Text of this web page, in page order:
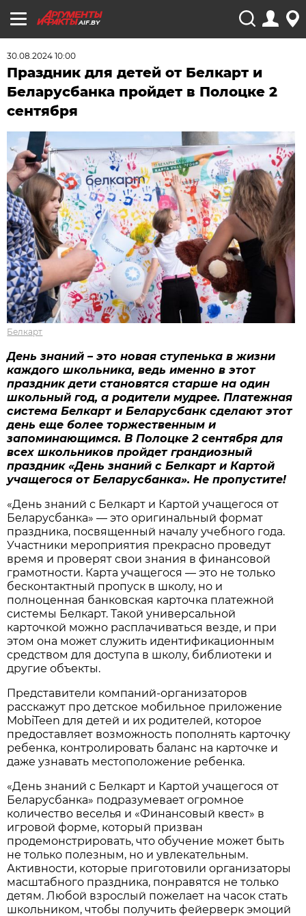
AIF.BY
30.08.2024 10:00
Праздник для детей от Белкарт и
Беларусбанка пройдет в Полоцке 2
сентября
Белкарт
День знаний – это новая ступенька в жизни
каждого школьника, ведь именно в этот
праздник дети становятся старше на один
школьный год, а родители мудрее. Платежная
система Белкарт и Беларусбанк сделают этот
день еще более торжественным и
запоминающимся. В Полоцке 2 сентября для
всех школьников пройдет грандиозный
праздник «День знаний с Белкарт и Картой
учащегося от Беларусбанка». Не пропустите!
«День знаний с Белкарт и Картой учащегося от
Беларусбанка» — это оригинальный формат
праздника, посвященный началу учебного года.
Участники мероприятия прекрасно проведут
время и проверят свои знания в финансовой
грамотности. Карта учащегося — это не только
бесконтактный пропуск в школу, но и
полноценная банковская карточка платежной
системы Белкарт. Такой универсальной
карточкой можно расплачиваться везде, и при
этом она может служить идентификационным
средством для доступа в школу, библиотеки и
другие объекты.
Представители компаний-организаторов
расскажут про детское мобильное приложение
MobiTeen для детей и их родителей, которое
предоставляет возможность пополнять карточку
ребенка, контролировать баланс на карточке и
даже узнавать местоположение ребенка.
«День знаний с Белкарт и Картой учащегося от
Беларусбанка» подразумевает огромное
количество веселья и «Финансовый квест» в
игровой форме, который призван
продемонстрировать, что обучение может быть
не только полезным, но и увлекательным.
Активности, которые приготовили организаторы
масштабного праздника, понравятся не только
детям. Любой взрослый пожелает на часок стать
школьником, чтобы получить фейерверк эмоций